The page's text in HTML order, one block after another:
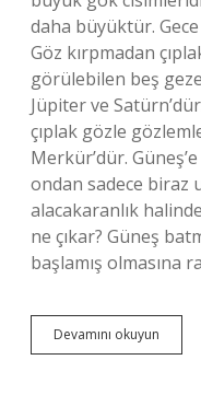
daha büyüktür.
Göz kırpmadan
görülebilen beş
Jüpiter ve
çıplak gözle
Merkür’dür.
ondan sadece biraz
alacakaranlık
ne çıkar? Güneş
başlamış olmasına
Devamını okuyun